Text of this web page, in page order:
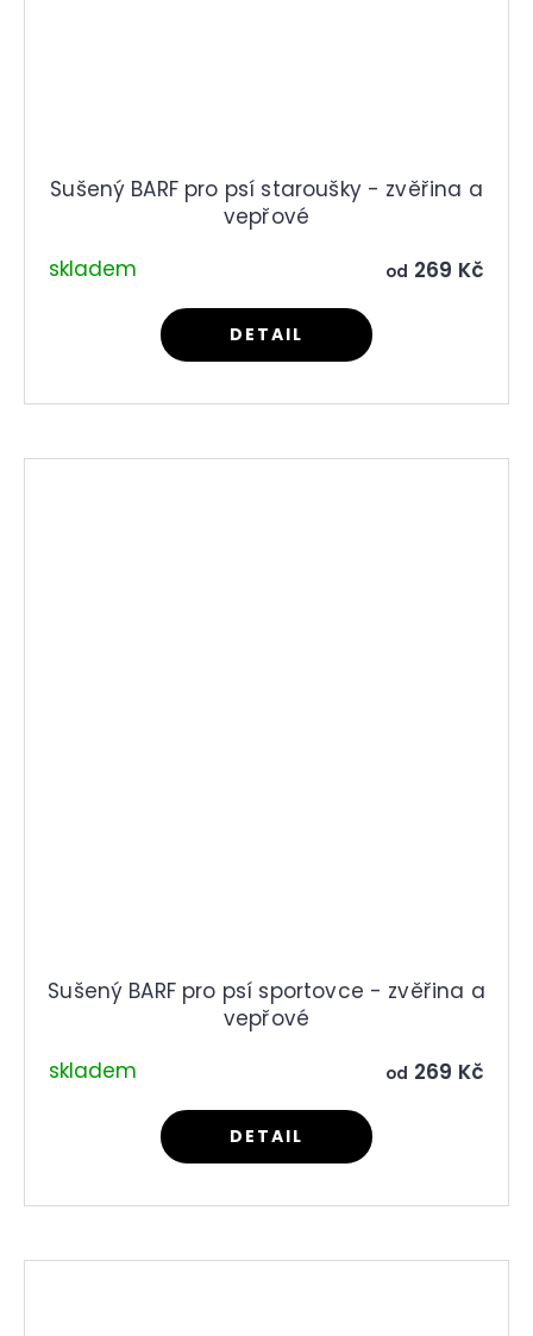
Sušený BARF pro psí staroušky - zvěřina a
vepřové
skladem
od 269 Kč
DETAIL
Sušený BARF pro psí sportovce - zvěřina a
vepřové
skladem
od 269 Kč
DETAIL